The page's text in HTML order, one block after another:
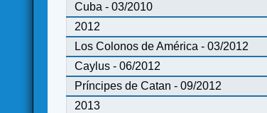
Cuba - 03/2010
2012
Los Colonos de América - 03/2012
Caylus - 06/2012
Príncipes de Catan - 09/2012
2013